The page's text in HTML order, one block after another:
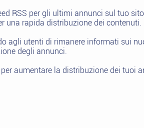
RSS per gli ultimi annunci sul tuo
una rapida distribuzione dei contenuti.
agli utenti di rimanere informati sui
degli annunci.
aumentare la distribuzione dei tuoi